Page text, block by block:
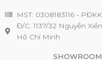
MST: 0308183116 -
Đ/C: 1137/32 Nguyễn
Hồ Chí Minh